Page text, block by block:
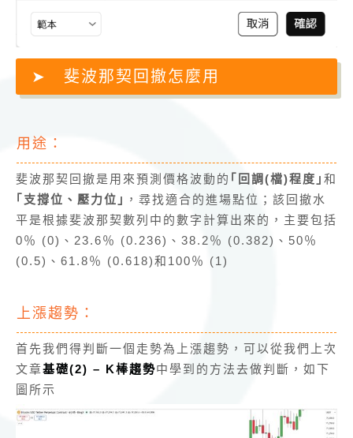
斐波那契回撤怎麼用
用途：
斐波那契回撤是用來預測價格波動的 ｢回調(檔)程度｣ 和
｢支撐位、壓力位｣ ，尋找適合的進場點位；該回撤水
平是根據斐波那契數列中的數字計算出來的，主要包括
0％ (0)、23.6％ (0.236)、38.2％ (0.382)、50％
(0.5)、61.8％ (0.618)和100％ (1)
上漲趨勢：
首先我們得判斷一個走勢為上漲趨勢，可以從我們上次
文章基礎(2) – K棒趨勢中學到的方法去做判斷，如下
圖所示